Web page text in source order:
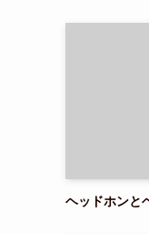
ヘッドホンと